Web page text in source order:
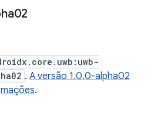
. A versão 1.0.0-alpha02
.